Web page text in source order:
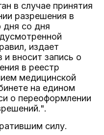
в случае принятия
разрешения в
дня со дня
издает
вносит запись о
в реестр
медицинской
на едином
о переоформлении
силу.